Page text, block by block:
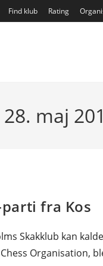
Find klub Rating
maj
fra Kos
Skakklub kan
Organisation,